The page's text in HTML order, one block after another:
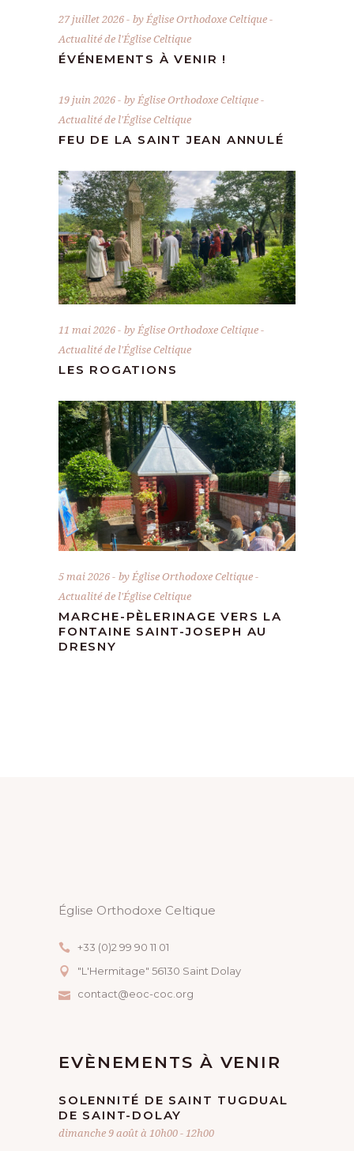
27 juillet 2026 byÉglise Orthodoxe Celtique
Actualité de l'Église Celtique
ÉVÉNEMENTS À VENIR !
19 juin 2026 byÉglise Orthodoxe Celtique
Actualité de l'Église Celtique
FEU DE LA SAINT JEAN ANNULÉ
11 mai 2026 byÉglise Orthodoxe Celtique
Actualité de l'Église Celtique
LES ROGATIONS
5 mai 2026 byÉglise Orthodoxe Celtique
Actualité de l'Église Celtique
MARCHE-PÈLERINAGE VERS LA
FONTAINE SAINT-JOSEPH AU
DRESNY
Église Orthodoxe Celtique
+33 (0)2 99 90 11 01
"L'Hermitage" 56130 Saint Dolay
contact@eoc-coc.org
EVÈNEMENTS À VENIR
SOLENNITÉ DE SAINT TUGDUAL
DE SAINT-DOLAY
dimanche 9 août à 10h00-12h00